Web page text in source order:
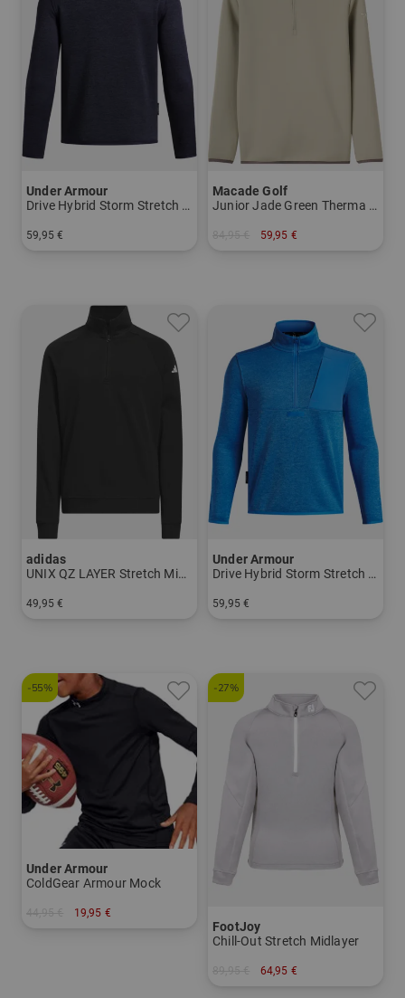
Under Armour
Drive Hybrid Storm Stretch Midlayer
59,95 €
Macade Golf
Junior Jade Green Therma Quarter Zip Stretch Midlayer
59,95 €
adidas
UNIX QZ LAYER Stretch Midlayer
49,95 €
Under Armour
Drive Hybrid Storm Stretch Midlayer
59,95 €
-55%
Under Armour
ColdGear Armour Mock
19,95 €
-27%
FootJoy
Chill-Out Stretch Midlayer
64,95 €